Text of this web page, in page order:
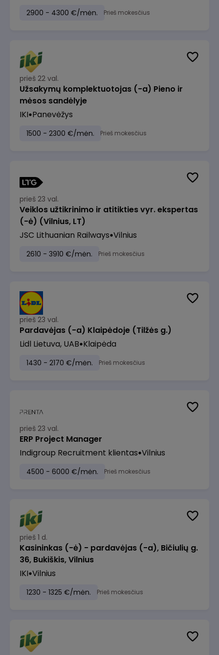
2900 - 4300 €/mėn. Prieš mokesčius
prieš 22 val.
Užsakymų komplektuotojas (-a) Pieno ir
mėsos sandėlyje
IKI Panevėžys
1500 - 2300 €/mėn. Prieš mokesčius
prieš 23 val.
Veiklos užtikrinimo ir atitikties vyr. ekspertas
(-ė) (Vilnius, LT)
JSC Lithuanian Railways Vilnius
2610 - 3910 €/mėn. Prieš mokesčius
prieš 23 val.
Pardavėjas (-a) Klaipėdoje (Tilžės g.)
Lidl Lietuva, UAB Klaipėda
1430 - 2170 €/mėn. Prieš mokesčius
prieš 23 val.
ERP Project Manager
Indigroup Recruitment klientas Vilnius
4500 - 6000 €/mėn. Prieš mokesčius
prieš 1 d.
Kasininkas (-ė) - pardavėjas (-a), Bičiulių g.
36, Bukiškis, Vilnius
IKI Vilnius
1230 - 1325 €/mėn. Prieš mokesčius